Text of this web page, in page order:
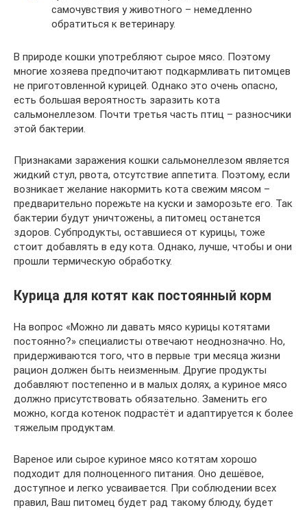
самочувствия у животного – немедленно
обратиться к ветеринару.
В природе кошки употребляют сырое мясо. Поэтому
многие хозяева предпочитают подкармливать питомцев
не приготовленной курицей. Однако это очень опасно,
есть большая вероятность заразить кота
сальмонеллезом. Почти третья часть птиц – разносчики
этой бактерии.
Признаками заражения кошки сальмонеллезом является
жидкий стул, рвота, отсутствие аппетита. Поэтому, если
возникает желание накормить кота свежим мясом –
предварительно порежьте на куски и заморозьте его. Так
бактерии будут уничтожены, а питомец останется
здоров. Субпродукты, оставшиеся от курицы, тоже
стоит добавлять в еду кота. Однако, лучше, чтобы и они
прошли термическую обработку.
Курица для котят как постоянный корм
На вопрос «Можно ли давать мясо курицы котятами
постоянно?» специалисты отвечают неоднозначно. Но,
придерживаются того, что в первые три месяца жизни
рацион должен быть неизменным. Другие продукты
добавляют постепенно и в малых долях, а куриное мясо
должно присутствовать обязательно. Заменить его
можно, когда котенок подрастёт и адаптируется к более
тяжелым продуктам.
Вареное или сырое куриное мясо котятам хорошо
подходит для полноценного питания. Оно дешёвое,
доступное и легко усваивается. При соблюдении всех
правил, Ваш питомец будет рад такому блюду, будет